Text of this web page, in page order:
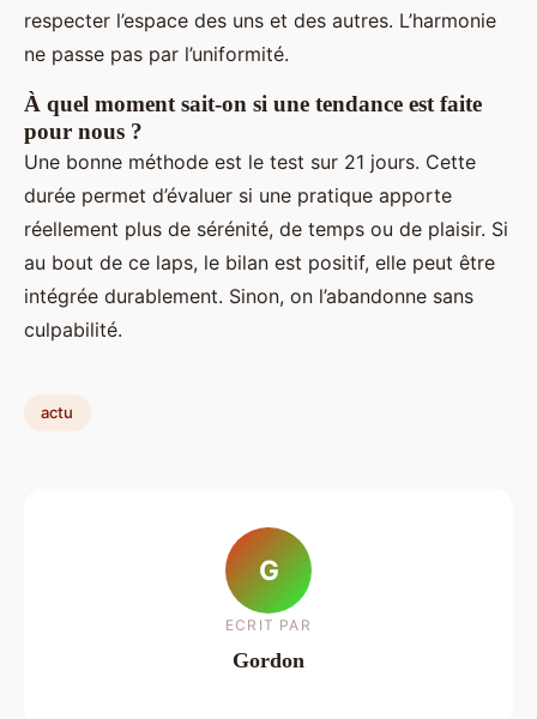
respecter l’espace des uns et des autres. L’harmonie
ne passe pas par l’uniformité.
À quel moment sait-on si une tendance est faite
pour nous ?
Une bonne méthode est le test sur 21 jours. Cette
durée permet d’évaluer si une pratique apporte
réellement plus de sérénité, de temps ou de plaisir. Si
au bout de ce laps, le bilan est positif, elle peut être
intégrée durablement. Sinon, on l’abandonne sans
culpabilité.
actu
G
ECRIT PAR
Gordon